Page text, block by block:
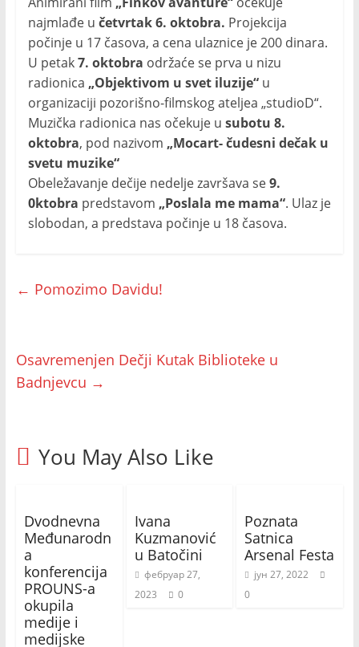
najmlađe u četvrtak 6. oktobra. Projekcija
počinje u 17 časova, a cena ulaznice je 200 dinara.
U petak7. oktobra održaće se prva u nizu
radionica „Objektivom u svet iluzije“u
organizaciji pozorišno-filmskog ateljea „studioD“.
Muzička radionica nas očekuje u subotu 8.
oktobra, pod nazivom „Mocart- čudesni dečak u
svetu muzike“
Obeležavanje dečije nedelje završava se9.
0ktobra predstavom „Poslala me mama“. Ulaz je
slobodan, a predstava počinje u 18 časova.
← Pomozimo Davidu!
Osavremenjen Dečji Kutak Biblioteke u
Badnjevcu →
You May Also Like
Dvodnevna
Međunarodn
a
konferencija
PROUNS-a
okupila
medije i
medijske
Ivana
Kuzmanović
u Batočini
фебруар 27,
2023
0
Poznata
Satnica
Arsenal Festa
јун 27, 2022
0